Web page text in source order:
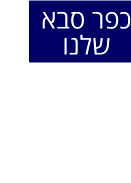
כפר סבא
שלנו